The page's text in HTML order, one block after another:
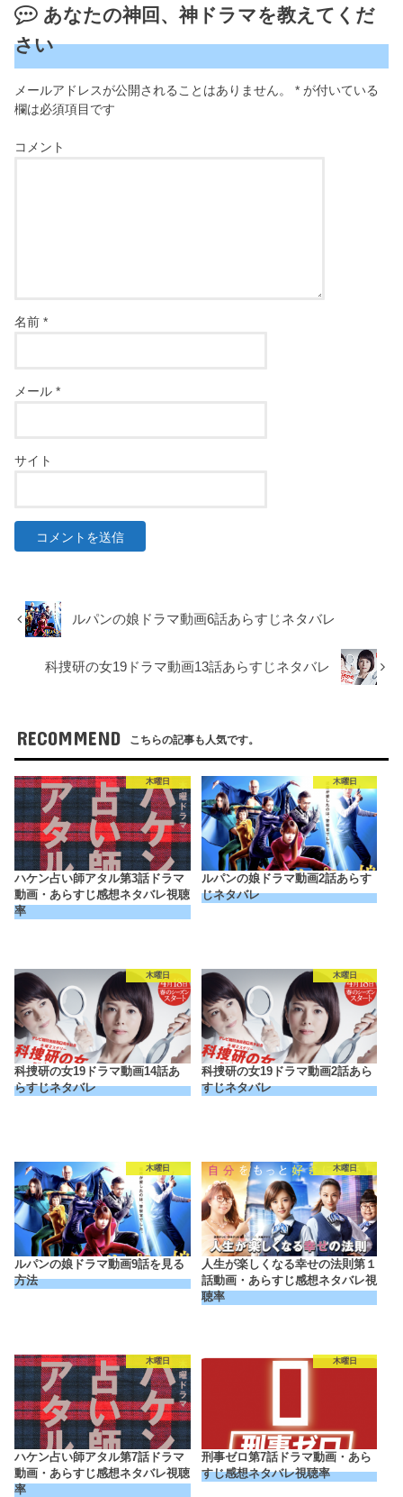
あなたの神回、神ドラマを教えてくだ
さい
メールアドレスが公開されることはありません。 * が付いている
欄は必須項目です
コメント
名前*
メール*
サイト
ルパンの娘ドラマ動画6話あらすじネタバレ
科捜研の女19ドラマ動画13話あらすじネタバレ
RECOMMEND こちらの記事も人気です。
木曜日
ハケン占い師アタル第3話ドラマ
動画・あらすじ感想ネタバレ視聴
率
木曜日
ルパンの娘ドラマ動画2話あらす
じネタバレ
木曜日
科捜研の女19ドラマ動画14話あ
らすじネタバレ
木曜日
科捜研の女19ドラマ動画2話あら
すじネタバレ
木曜日
ルパンの娘ドラマ動画9話を見る
方法
木曜日
人生が楽しくなる幸せの法則第１
話動画・あらすじ感想ネタバレ視
聴率
木曜日
ハケン占い師アタル第7話ドラマ
動画・あらすじ感想ネタバレ視聴
率
木曜日
刑事ゼロ第7話ドラマ動画・あら
すじ感想ネタバレ視聴率